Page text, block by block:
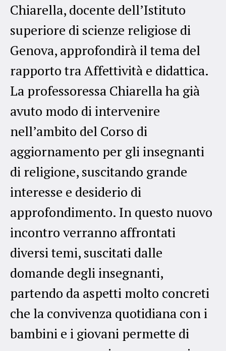
Chiarella, docente dell’Istituto
superiore di scienze religiose di
Genova, approfondirà il tema del
rapporto tra Affettività e didattica.
La professoressa Chiarella ha già
avuto modo di intervenire
nell’ambito del Corso di
aggiornamento per gli insegnanti
di religione, suscitando grande
interesse e desiderio di
approfondimento. In questo nuovo
incontro verranno affrontati
diversi temi, suscitati dalle
domande degli insegnanti,
partendo da aspetti molto concreti
che la convivenza quotidiana con i
bambini e i giovani permette di